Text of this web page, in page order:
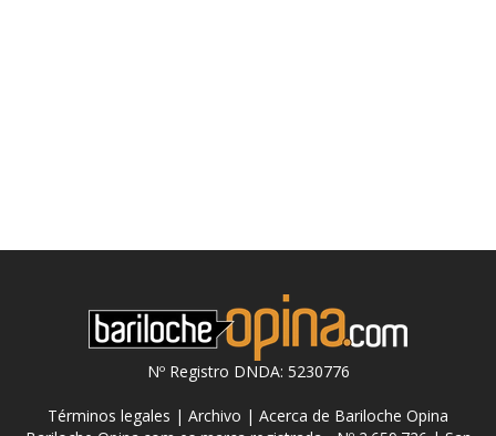
Nº Registro DNDA: 5230776
Términos legales | Archivo | Acerca de Bariloche Opina